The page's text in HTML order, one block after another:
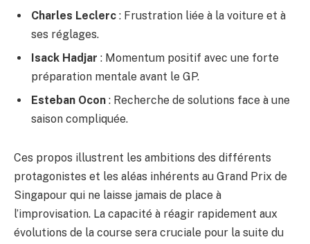
Charles Leclerc : Frustration liée à la voiture et à
ses réglages.
Isack Hadjar : Momentum positif avec une forte
préparation mentale avant le GP.
Esteban Ocon : Recherche de solutions face à une
saison compliquée.
Ces propos illustrent les ambitions des différents
protagonistes et les aléas inhérents au Grand Prix de
Singapour qui ne laisse jamais de place à
l’improvisation. La capacité à réagir rapidement aux
évolutions de la course sera cruciale pour la suite du